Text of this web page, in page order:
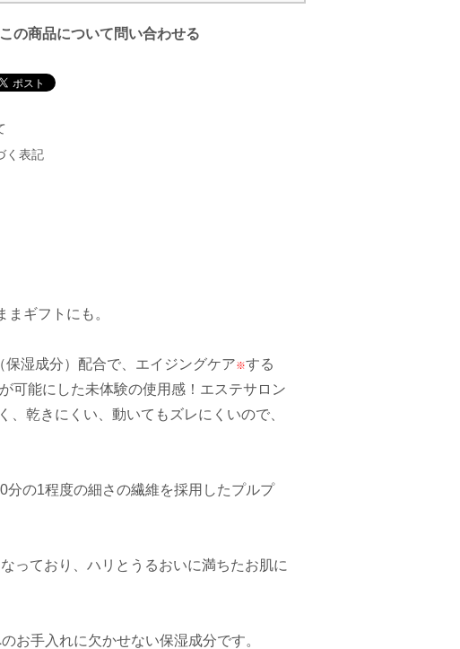
この商品について問い合わせる
く表記
ギフトにも。
（保湿成分）配合で、エイジングケア※する
可能にした未体験の使用感！エステサロン
乾きにくい、動いてもズレにくいので、
分の1程度の細さの繊維を採用したプルプ
っており、ハリとうるおいに満ちたお肌に
お手入れに欠かせない保湿成分です。